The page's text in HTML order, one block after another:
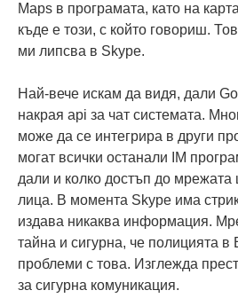
Maps в програмата, като на
къде е този, с който говориш.
ми липсва в Skype.
Най-вече искам да видя, дали
накрая api за чат системата.
може да се интегрира в други
могат всички останали IM
дали и колко достъп до
лица. В момента Skype има
издава никаква информация.
тайна и сигурна, че полицията
проблеми с това. Изглежда
за сигурна комуникация.